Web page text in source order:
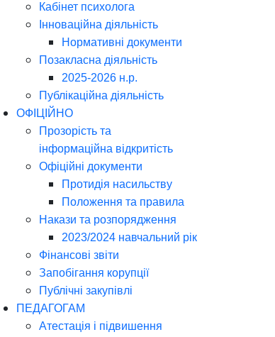
Кабінет психолога
Інноваційна діяльність
Нормативні документи
Позакласна діяльність
2025-2026 н.р.
Публікаційна діяльність
ОФІЦІЙНО
Прозорість та
інформаційна відкритість
Офіційні документи
Протидія насильству
Положення та правила
Накази та розпорядження
2023/2024 навчальний рік
Фінансові звіти
Запобігання корупції
Публічні закупівлі
ПЕДАГОГАМ
Атестація і підвишення